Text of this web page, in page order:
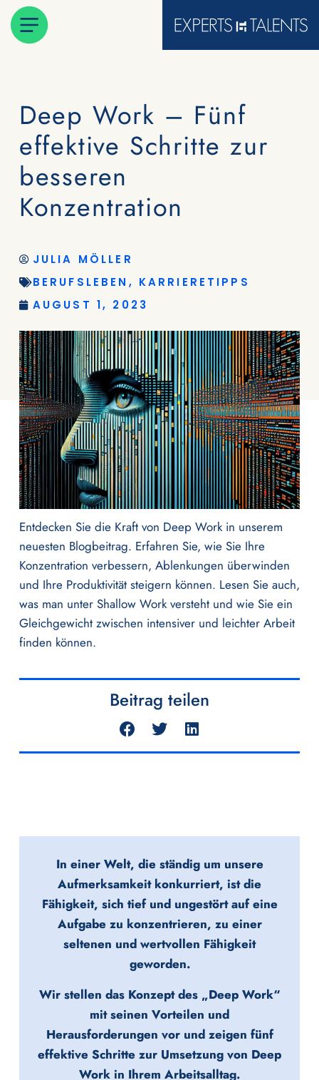
Deep Work – Fünf
effektive Schritte zur
besseren
Konzentration
JULIA MÖLLER
BERUFSLEBEN , KARRIERETIPPS
AUGUST 1, 2023
Entdecken Sie die Kraft von Deep Work in unserem
neuesten Blogbeitrag. Erfahren Sie, wie Sie Ihre
Konzentration verbessern, Ablenkungen überwinden
und Ihre Produktivität steigern können. Lesen Sie auch,
was man unter Shallow Work versteht und wie Sie ein
Gleichgewicht zwischen intensiver und leichter Arbeit
finden können.
Beitrag teilen
In einer Welt, die ständig um unsere
Aufmerksamkeit konkurriert, ist die
Fähigkeit, sich tief und ungestört auf eine
Aufgabe zu konzentrieren, zu einer
seltenen und wertvollen Fähigkeit
geworden.
Wir stellen das Konzept des „Deep Work“
mit seinen Vorteilen und
Herausforderungen vor und zeigen fünf
effektive Schritte zur Umsetzung von Deep
Work in Ihrem Arbeitsalltag.